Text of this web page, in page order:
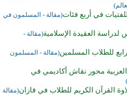
في أربع فئات(مقالة - المسلمون في
العقيدة الإسلامية(مقالة -
للطلاب المسلمين(مقالة - المسلمون
العربية محور نقاش أكاديمي في
القرآن الكريم للطلاب في قازان(مقالة